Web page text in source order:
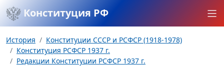
Конституция РФ
История
Конституции СССР и РСФСР (1918-1978)
Конституция РСФСР 1937 г.
Редакции Конституции РСФСР 1937 г.